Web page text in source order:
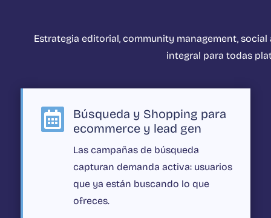
Estrategia editorial, community management,
integral para todas

Búsqueda y Shopping para
ecommerce y lead gen
Las campañas de búsqueda
capturan demanda activa: usuarios
que ya están buscando lo que
ofreces.